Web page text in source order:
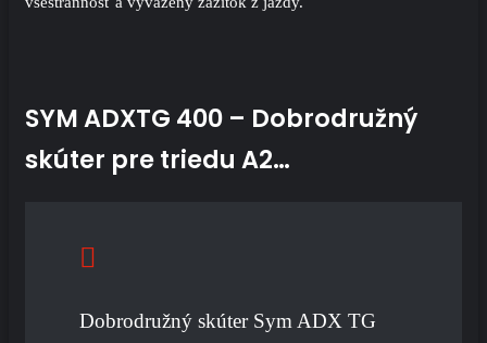
SYM ADXTG 400 – Dobrodružný
skúter pre triedu A2…
Dobrodružný skúter Sym ADX TG